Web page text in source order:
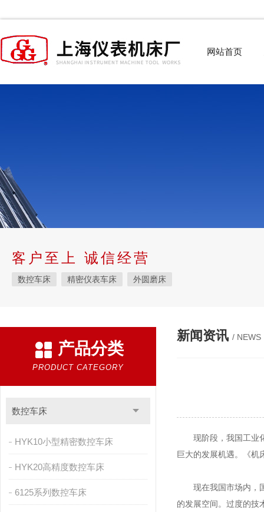
网站首页
客户至上 诚信经营
数控车床 精密仪表车床 外圆磨床
产品分类
PRODUCT CATEGORY
数控车床
HYK10小型精密数控车床
HYK20高精度数控车床
6125系列数控车床
新闻资讯 / NEWS
现阶段，我国工业化
巨大的发展机遇。《机
现在我国市场内，国
的发展空间。过度的技